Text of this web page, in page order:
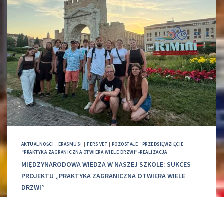
AKTUALNOŚCI | ERASMUS+ |FERS VET | POZOSTAŁE | PRZEDSIĘWZIĘCIE
“PRAKTYKA ZAGRANICZNA OTWIERA WIELE DRZWI”-REALIZACJA
MIĘDZYNARODOWA WIEDZA W NASZEJ SZKOLE: SUKCES
PROJEKTU „PRAKTYKA ZAGRANICZNA OTWIERA WIELE
DRZWI”